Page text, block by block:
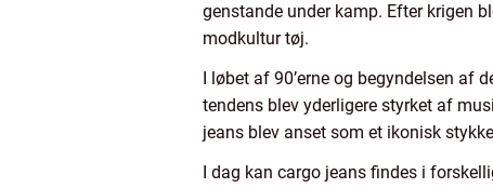
genstande under kamp. Efter krigen
modkultur tøj.
I løbet af 90’erne og begyndelsen af
tendens blev yderligere styrket af
jeans blev anset som et ikonisk
I dag kan cargo jeans findes i